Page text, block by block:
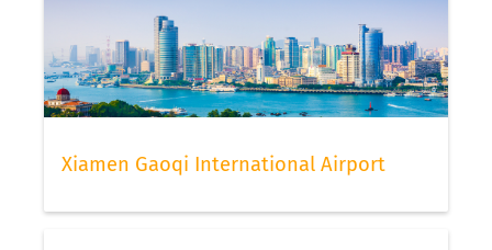
Xiamen Gaoqi International Airport